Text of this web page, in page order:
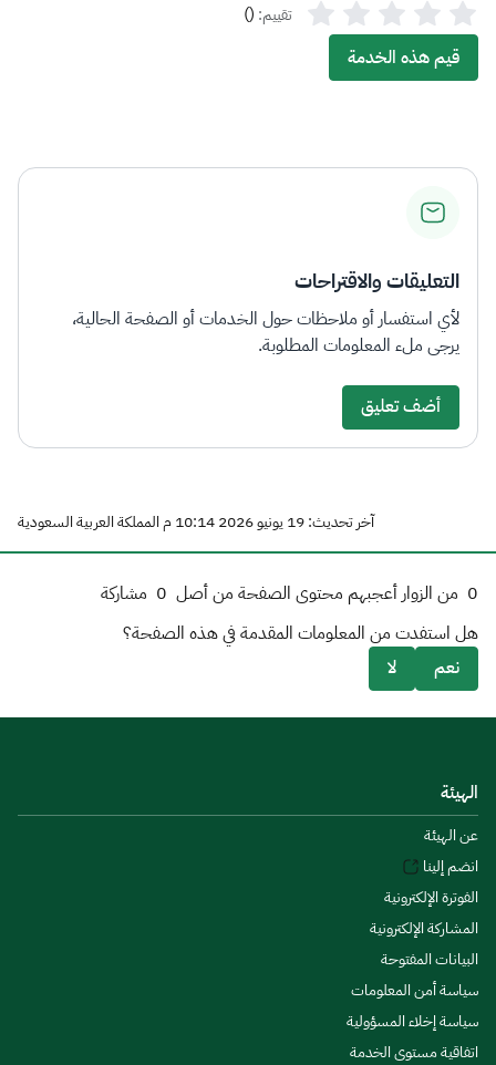
تقييم: (
)
قيم هذه الخدمة
التعليقات والاقتراحات
لأي استفسار أو ملاحظات حول الخدمات أو الصفحة الحالية،
يرجى ملء المعلومات المطلوبة.
أضف تعليق
آخر تحديث: 19 يونيو 2026 10:14 م المملكة العربية السعودية
0 من الزوار أعجبهم محتوى الصفحة من أصل 0 مشاركة
هل استفدت من المعلومات المقدمة في هذه الصفحة؟
نعم
لا
الهيئة
عن الهيئة
انضم إلينا
الفوترة الإلكترونية
المشاركة الإلكترونية
البيانات المفتوحة
سياسة أمن المعلومات
سياسة إخلاء المسؤولية
اتفاقية مستوى الخدمة